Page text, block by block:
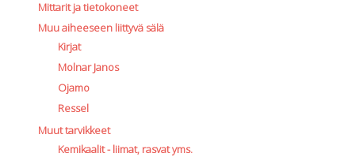
Mittarit ja tietokoneet
Muu aiheeseen liittyvä sälä
Kirjat
Molnar Janos
Ojamo
Ressel
Muut tarvikkeet
Kemikaalit - liimat, rasvat yms.